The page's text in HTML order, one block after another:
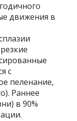
движения в
с
пеленание,
Раннее
в 90%